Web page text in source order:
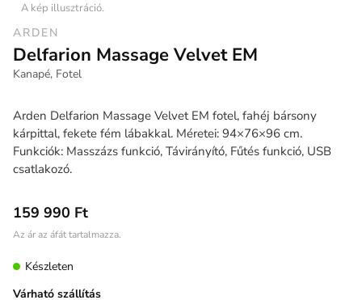
A kép illusztráció.
ARDEN
Delfarion Massage Velvet EM
Kanapé, Fotel
Arden Delfarion Massage Velvet EM fotel, fahéj bársony
kárpittal, fekete fém lábakkal. Méretei: 94×76×96 cm.
Funkciók: Masszázs funkció, Távirányító, Fűtés funkció, USB
csatlakozó.
159 990 Ft
Az ár az áfát tartalmazza.
Készleten
Várható szállítás